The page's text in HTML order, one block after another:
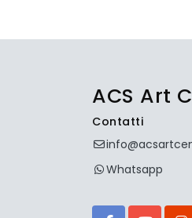
ACS Art
Contatti
Whatsapp